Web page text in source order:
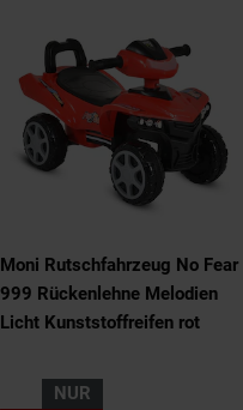
Moni Rutschfahrzeug No Fear
999 Rückenlehne Melodien
Licht Kunststoffreifen rot
NUR